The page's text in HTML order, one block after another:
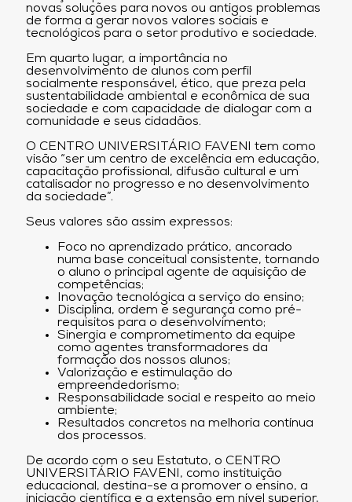
novas soluções para novos ou antigos problemas
de forma a gerar novos valores sociais e
tecnológicos para o setor produtivo e sociedade.
Em quarto lugar, a importância no
desenvolvimento de alunos com perfil
socialmente responsável, ético, que preza pela
sustentabilidade ambiental e econômica de sua
sociedade e com capacidade de dialogar com a
comunidade e seus cidadãos.
O CENTRO UNIVERSITÁRIO FAVENI tem como
visão “ser um centro de excelência em educação,
capacitação profissional, difusão cultural e um
catalisador no progresso e no desenvolvimento
da sociedade”.
Seus valores são assim expressos:
Foco no aprendizado prático, ancorado
numa base conceitual consistente, tornando
o aluno o principal agente de aquisição de
competências;
Inovação tecnológica a serviço do ensino;
Disciplina, ordem e segurança como pré-
requisitos para o desenvolvimento;
Sinergia e comprometimento da equipe
como agentes transformadores da
formação dos nossos alunos;
Valorização e estimulação do
empreendedorismo;
Responsabilidade social e respeito ao meio
ambiente;
Resultados concretos na melhoria contínua
dos processos.
De acordo com o seu Estatuto, o CENTRO
UNIVERSITÁRIO FAVENI, como instituição
educacional, destina-se a promover o ensino, a
iniciação científica e a extensão em nível superior,